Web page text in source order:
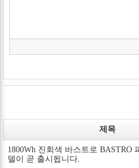
제목
1800Wh 진회색 바스트로 BASTRO
델이 곧 출시됩니다.